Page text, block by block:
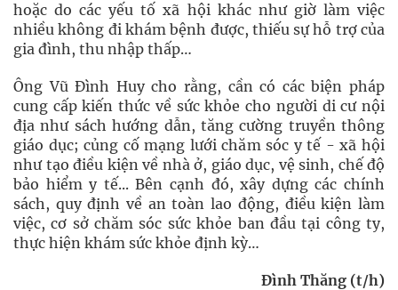
hoặc do các yếu tố xã hội khác như giờ làm việc
nhiều không đi khám bệnh được, thiếu sự hỗ trợ của
gia đình, thu nhập thấp…
Ông Vũ Đình Huy cho rằng, cần có các biện pháp
cung cấp kiến thức về sức khỏe cho người di cư nội
địa như sách hướng dẫn, tăng cường truyền thông
giáo dục; củng cố mạng lưới chăm sóc y tế - xã hội
như tạo điều kiện về nhà ở, giáo dục, vệ sinh, chế độ
bảo hiểm y tế... Bên cạnh đó, xây dựng các chính
sách, quy định về an toàn lao động, điều kiện làm
việc, cơ sở chăm sóc sức khỏe ban đầu tại công ty,
thực hiện khám sức khỏe định kỳ…
Đình Thăng (t/h)